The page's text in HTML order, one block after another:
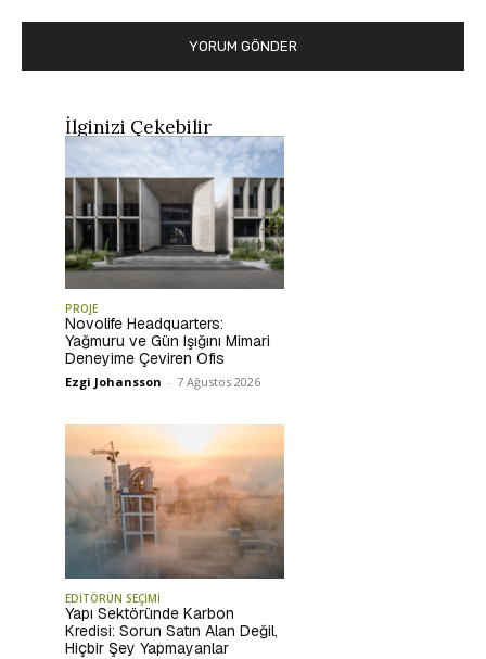
İlginizi Çekebilir
PROJE
Novolife Headquarters:
Yağmuru ve Gün Işığını Mimari
Deneyime Çeviren Ofis
Ezgi Johansson - 7 Ağustos 2026
EDİTÖRÜN SEÇİMİ
Yapı Sektöründe Karbon
Kredisi: Sorun Satın Alan Değil,
Hiçbir Şey Yapmayanlar